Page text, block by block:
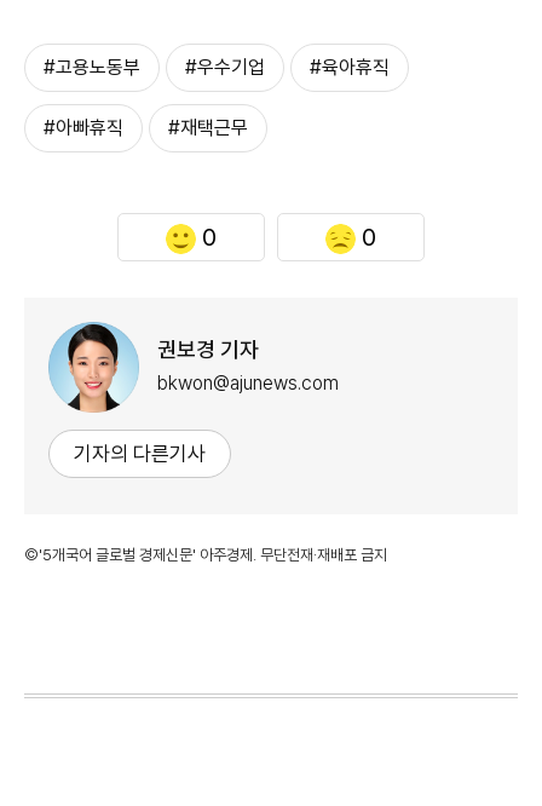
#고용노동부 #우수기업 #육아휴직
#아빠휴직 #재택근무
0 0
권보경 기자
bkwon@ajunews.com
기자의 다른기사
©'5개국어 글로벌 경제신문' 아주경제. 무단전재·재배포 금지